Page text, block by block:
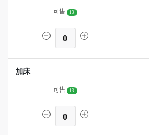
可售 13
0
加床
可售 13
0